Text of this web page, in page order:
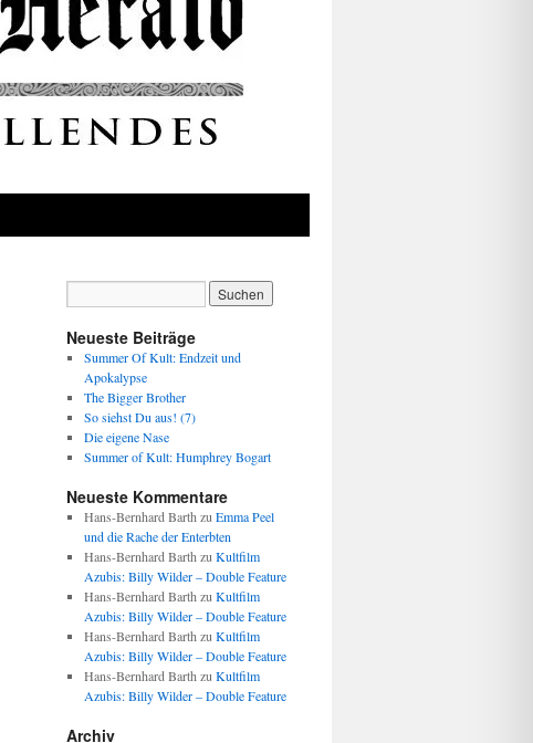
Neueste Beiträge
Summer Of Kult: Endzeit und
Apokalypse
The Bigger Brother
So siehst Du aus! (7)
Die eigene Nase
Summer of Kult: Humphrey Bogart
Neueste Kommentare
Hans-Bernhard Barth zu Emma Peel
und die Rache der Enterbten
Hans-Bernhard Barth zu Kultfilm
Azubis: Billy Wilder – Double Feature
Hans-Bernhard Barth zu Kultfilm
Azubis: Billy Wilder – Double Feature
Hans-Bernhard Barth zu Kultfilm
Azubis: Billy Wilder – Double Feature
Hans-Bernhard Barth zu Kultfilm
Azubis: Billy Wilder – Double Feature
Archiv